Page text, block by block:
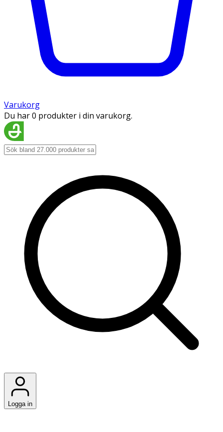
Varukorg
Du har 0 produkter i din varukorg.
Logga in